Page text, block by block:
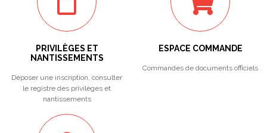
PRIVILÈGES ET
NANTISSEMENTS
Déposer une inscription, consulter
le registre des privilèges et
nantissements
ESPACE COMMANDE
Commandes de documents officiels